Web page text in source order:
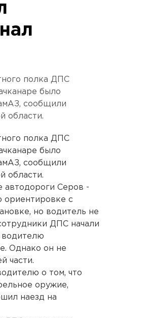
полка ДПС
было
сообщили
области.
полка ДПС
было
сообщили
области.
автодороги Серов -
ориентировке с
но водитель не
ДПС начали
водителю
Однако он не
части.
о том, что
оружие,
наезд на